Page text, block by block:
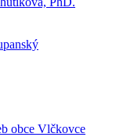
obce Vlčkovce